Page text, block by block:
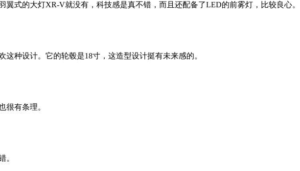
翼式的大灯XR-V就没有，科技感是真不错，而且还配备了LED的前雾灯，比较良心。
种设计。它的轮毂是18寸，这造型设计挺有未来感的。
很有条理。
。